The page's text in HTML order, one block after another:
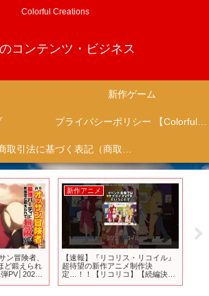
Colorful Creations
コンテンツ・ビジネス
新作ゲーム
プライバシーポリシー 【Colorful Creation】
特定商取引法に基づく表記（商取引に関する開示）
ン冒険者、
ど鍛えられ
PV│2024
新作アニメ
【速報】『リコリス・リコイル』
超待望の新作アニメ制作決
定…！！【リコリコ】【続編決